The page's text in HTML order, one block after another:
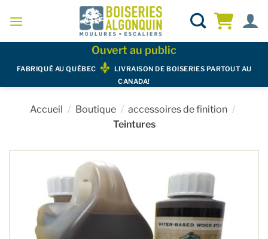
Ouvert au public
FABRIQUÉ AU QUÉBEC
LIVRAISON DE BOISERIES PARTOUT AU
CANADA!
Accueil / Boutique / accessoires de finition /
Teintures